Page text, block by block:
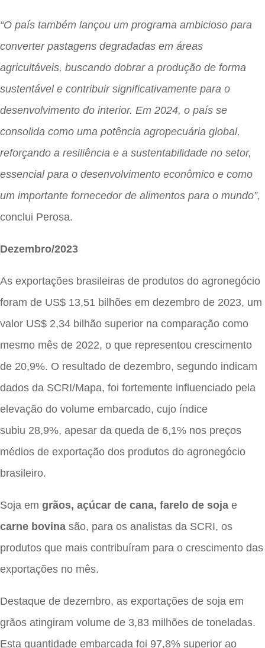
“O país também lançou um programa ambicioso para
converter pastagens degradadas em áreas
agricultáveis, buscando dobrar a produção de forma
sustentável e contribuir significativamente para o
desenvolvimento do interior. Em 2024, o país se
consolida como uma potência agropecuária global,
reforçando a resiliência e a sustentabilidade no setor,
essencial para o desenvolvimento econômico e como
um importante fornecedor de alimentos para o mundo”,
conclui Perosa.
Dezembro/2023
As exportações brasileiras de produtos do agronegócio
foram de US$ 13,51 bilhões em dezembro de 2023, um
valor US$ 2,34 bilhão superior na comparação como
mesmo mês de 2022, o que representou crescimento
de 20,9%. O resultado de dezembro, segundo indicam
dados da SCRI/Mapa, foi fortemente influenciado pela
elevação do volume embarcado, cujo índice
subiu 28,9%, apesar da queda de 6,1% nos preços
médios de exportação dos produtos do agronegócio
brasileiro.
Soja em grãos, açúcar de cana, farelo de soja e
carne bovina são, para os analistas da SCRI, os
produtos que mais contribuíram para o crescimento das
exportações no mês.
Destaque de dezembro, as exportações de soja em
grãos atingiram volume de 3,83 milhões de toneladas.
Esta quantidade embarcada foi 97,8% superior ao